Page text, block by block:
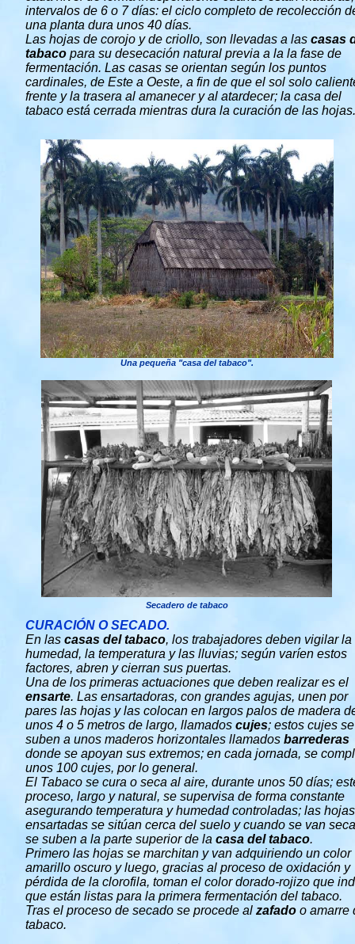
intervalos de 6 o 7 días: el ciclo completo de recolección
una planta dura unos 40 días.
Las hojas de corojo y de criollo, son llevadas a las casas
tabaco para su desecación natural previa a la la fase de
fermentación. Las casas se orientan según los puntos
cardinales, de Este a Oeste, a fin de que el sol solo
frente y la trasera al amanecer y al atardecer; la casa del
tabaco está cerrada mientras dura la curación de las hojas.
Una pequeña "casa del tabaco".
Secadero de tabaco
CURACIÓN O SECADO.
En las casas del tabaco, los trabajadores deben vigilar la
humedad, la temperatura y las lluvias; según varíen estos
factores, abren y cierran sus puertas.
Una de los primeras actuaciones que deben realizar es el
ensarte. Las ensartadoras, con grandes agujas, unen por
pares las hojas y las colocan en largos palos de madera
unos 4 o 5 metros de largo, llamados cujes; estos cujes se
suben a unos maderos horizontales llamados barrederas
donde se apoyan sus extremos; en cada jornada, se
unos 100 cujes, por lo general.
El Tabaco se cura o seca al aire, durante unos 50 días;
proceso, largo y natural, se supervisa de forma constante
asegurando temperatura y humedad controladas; las hojas
ensartadas se sitúan cerca del suelo y cuando se van
se suben a la parte superior de la casa del tabaco.
Primero las hojas se marchitan y van adquiriendo un color
amarillo oscuro y luego, gracias al proceso de oxidación y
pérdida de la clorofila, toman el color dorado-rojizo que
que están listas para la primera fermentación del tabaco.
Tras el proceso de secado se procede al zafado o amarre
tabaco.